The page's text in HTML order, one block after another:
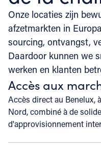
Onze locaties zijn
afzetmarkten in
sourcing, ontvangst,
Daardoor kunnen we
werken en klanten
Accès aux
Accès direct au Benelux,
Nord, combiné à de
d'approvisionnement